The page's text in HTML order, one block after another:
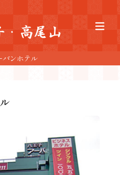
・高尾山
バンホテル